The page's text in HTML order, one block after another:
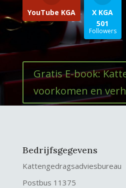
YouTube KGA
X KGA
501
Followers
Gratis E-book:
voorkomen en
Bedrijfsgegevens
Kattengedragsadviesbureau
Postbus 11375